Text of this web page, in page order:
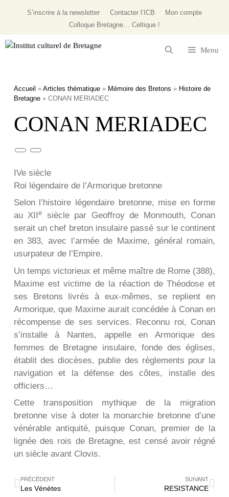
S’inscrire à la newsletter Contacter l’ICB
Mon compte
Colloque Bretagne… Celtique !
Menu
Accueil » Articles thématique» Mémoire des Bretons » Histoire de
Bretagne» CONAN MERIADEC
CONAN MERIADEC
IVe siècle
Roi légendaire de l’Armorique bretonne
Selon l’histoire légendaire bretonne, mise en forme
au XIIe
siècle par Geoffroy de Monmouth, Conan
serait un chef breton insulaire passé sur le continent
en 383, avec l’armée de Maxime, général romain,
usurpateur de l’Empire.
Un temps victorieux et même maître de Rome (388),
Maxime est victime de la réaction de Théodose et
ses Bretons livrés à eux-mêmes, se replient en
Armorique, que Maxime aurait concédée à Conan en
récompense de ses services. Reconnu roi, Conan
s’installe à Nantes, appelle en Armorique des
femmes de Bretagne insulaire, fonde des églises,
établit des diocèses, publie des règlements pour la
navigation et la défense des côtes, installe des
officiers…
Cette transposition mythique de la migration
bretonne vise à doter la monarchie bretonne d’une
vénérable antiquité, puisque Conan, premier de la
lignée des rois de Bretagne, est censé avoir régné
un siècle avant Clovis.
PRÉCÉDENT
Les Vénètes
SUIVANT
RESISTANCE